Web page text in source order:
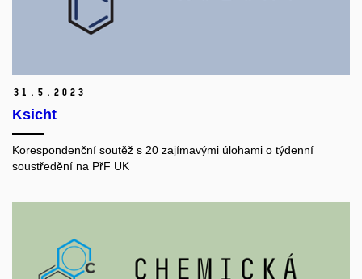
31. 5. 2023
Ksicht
Korespondenční soutěž s 20 zajímavými úlohami o týdenní
soustředění na PřF UK